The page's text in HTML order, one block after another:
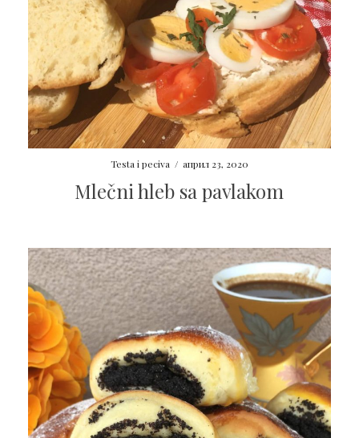
Testa i peciva / април 23, 2020
Mlečni hleb sa pavlakom